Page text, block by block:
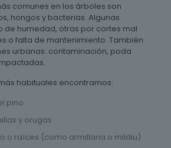
comunes en los árboles son
hongos y bacterias. Algunas
de humedad, otras por cortes mal
o falta de mantenimiento. También
urbanas: contaminación, poda
habituales encontramos:
pino
y orugas
o raíces (como armillaria o mildiu)